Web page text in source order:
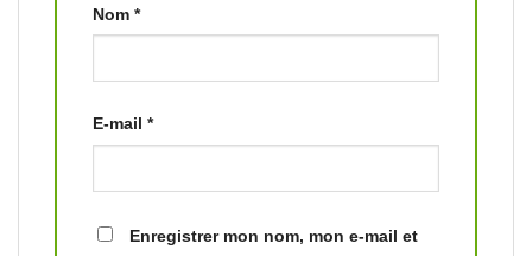
Nom *
E-mail *
Enregistrer mon nom, mon e-mail et